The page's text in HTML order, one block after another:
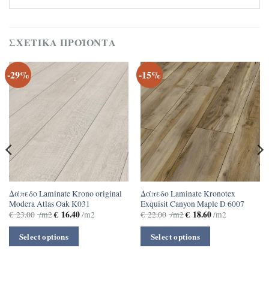
ΣΧΕΤΙΚΆ ΠΡΟΪΌΝΤΑ
-29%
Δάπεδο Laminate Krono original
Modera Atlas Oak K031
€23.00 /m2€16.40/m2
Select options
-15%
Δάπεδο Laminate Kronotex
Exquisit Canyon Maple D 6007
€22.00 /m2€18.60/m2
Select options